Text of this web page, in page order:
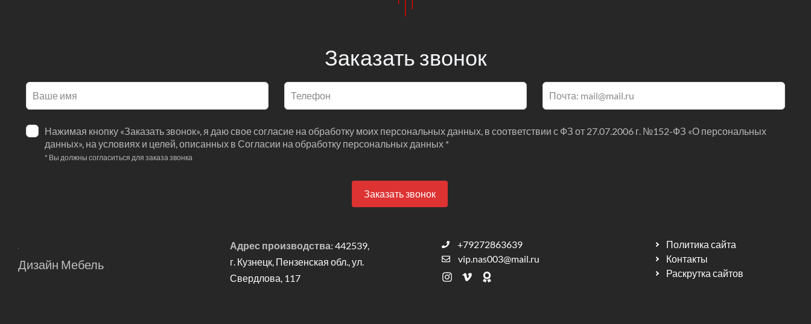
Заказать звонок
Оставьте
это
поле
пустым
Нажимая кнопку «Заказать звонок», я даю свое согласие на обработку моих персональных данных, в соответствии с ФЗ от 27.07.2006 г. №152-ФЗ «О персональных
данных», на условиях и целей, описанных в Согласии на обработку персональных данных *
* Вы должны согласиться для заказа звонка
Заказать звонок
Дизайн Мебель
Адрес производства:442539,
г. Кузнецк, Пензенская обл., ул.
Свердлова, 117
+79272863639
vip.nas003@mail.ru
Политика сайта
Контакты
Раскрутка сайтов